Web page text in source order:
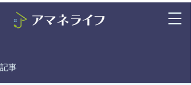
記事